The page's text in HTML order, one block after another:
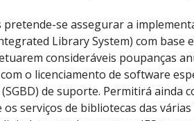
pretende-se assegurar a
Library System) com base
consideráveis poupanças
o licenciamento de software
(SGBD) de suporte. Permitirá
serviços de bibliotecas das várias